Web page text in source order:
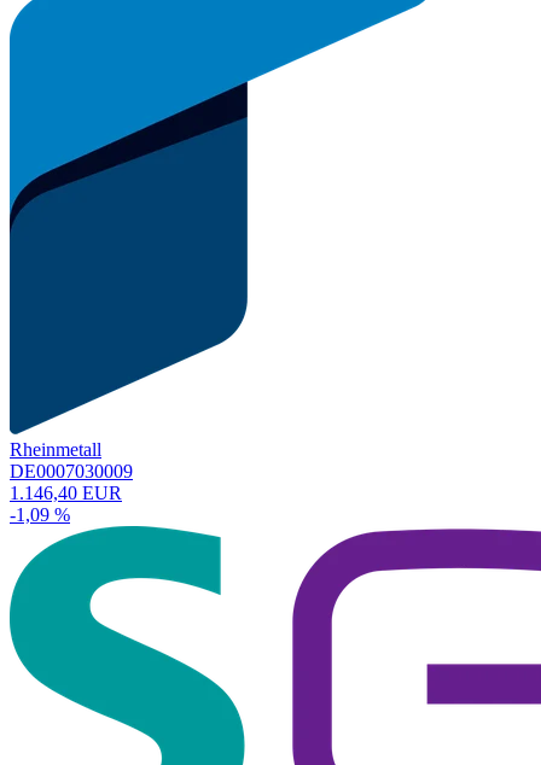
Rheinmetall
DE0007030009
1.146,40 EUR
-1,09 %